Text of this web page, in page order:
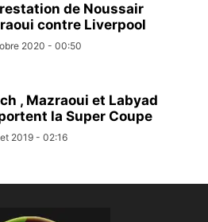
de Noussair
contre Liverpool
2020 - 00:50
, Mazraoui et Labyad
la Super Coupe
2019 - 02:16